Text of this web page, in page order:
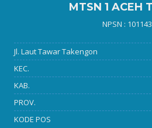
MTSN 1 ACEH
NPSN :
Jl. Laut Tawar Takengon
KEC.
KAB.
PROV.
KODE POS